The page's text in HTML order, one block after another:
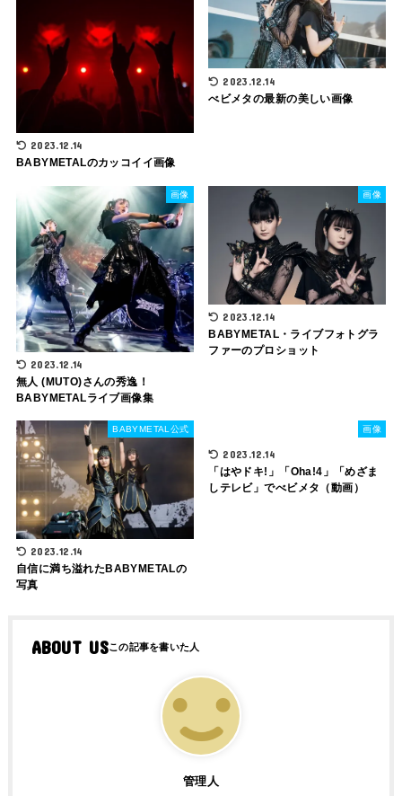
2023.12.14
BABYMETALのカッコイイ画像
2023.12.14
べビメタの最新の美しい画像
画像
2023.12.14
無人 (MUTO)さんの秀逸！
BABYMETALライブ画像集
画像
2023.12.14
BABYMETAL・ライブフォトグラ
ファーのプロショット
BABYMETAL公式
2023.12.14
自信に満ち溢れたBABYMETALの
写真
画像
2023.12.14
「はやドキ!」「Oha!4」「めざま
しテレビ」でべビメタ（動画）
ABOUT US
管理人